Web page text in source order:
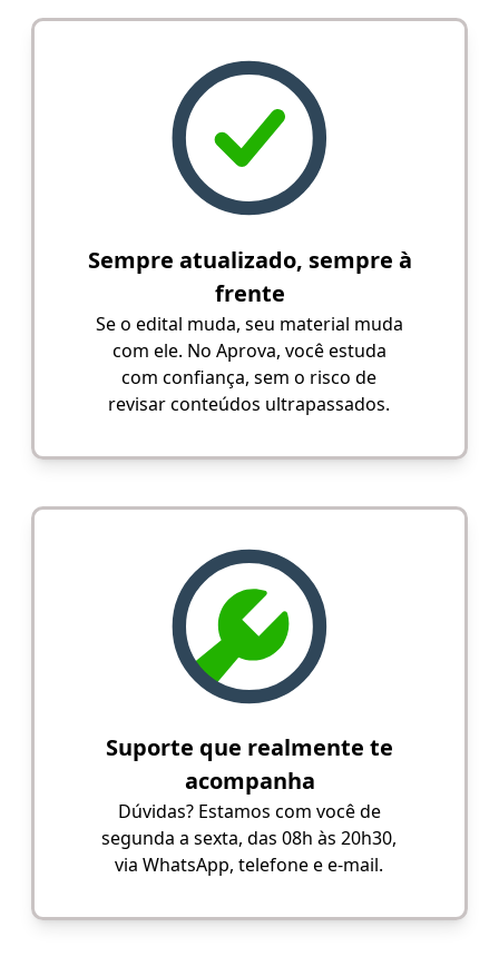
Sempre atualizado, sempre à
frente
Se o edital muda, seu material muda
com ele. No Aprova, você estuda
com confiança, sem o risco de
revisar conteúdos ultrapassados.
Suporte que realmente te
acompanha
Dúvidas? Estamos com você de
segunda a sexta, das 08h às 20h30,
via WhatsApp, telefone e e-mail.